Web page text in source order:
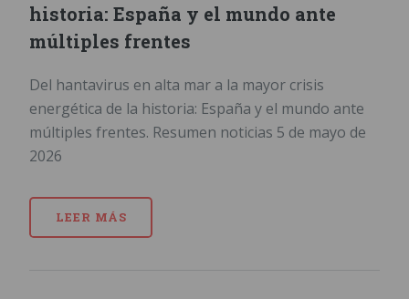
historia: España y el mundo ante
múltiples frentes
Del hantavirus en alta mar a la mayor crisis
energética de la historia: España y el mundo ante
múltiples frentes. Resumen noticias 5 de mayo de
2026
LEER MÁS